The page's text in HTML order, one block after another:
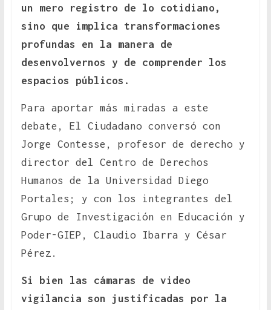
un mero registro de lo cotidiano,
sino que implica transformaciones
profundas en la manera de
desenvolvernos y de comprender los
espacios públicos.
Para aportar más miradas a este
debate, El Ciudadano conversó con
Jorge Contesse, profesor de derecho y
director del Centro de Derechos
Humanos de la Universidad Diego
Portales; y con los integrantes del
Grupo de Investigación en Educación y
Poder-GIEP, Claudio Ibarra y César
Pérez.
Si bien las cámaras de video
vigilancia son justificadas por la